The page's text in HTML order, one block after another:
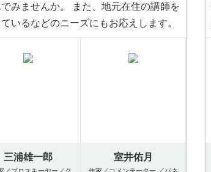
みませんか。 また、地元在住の講師を
いるなどのニーズにもお応えします。
三浦雄一郎 室井佑月